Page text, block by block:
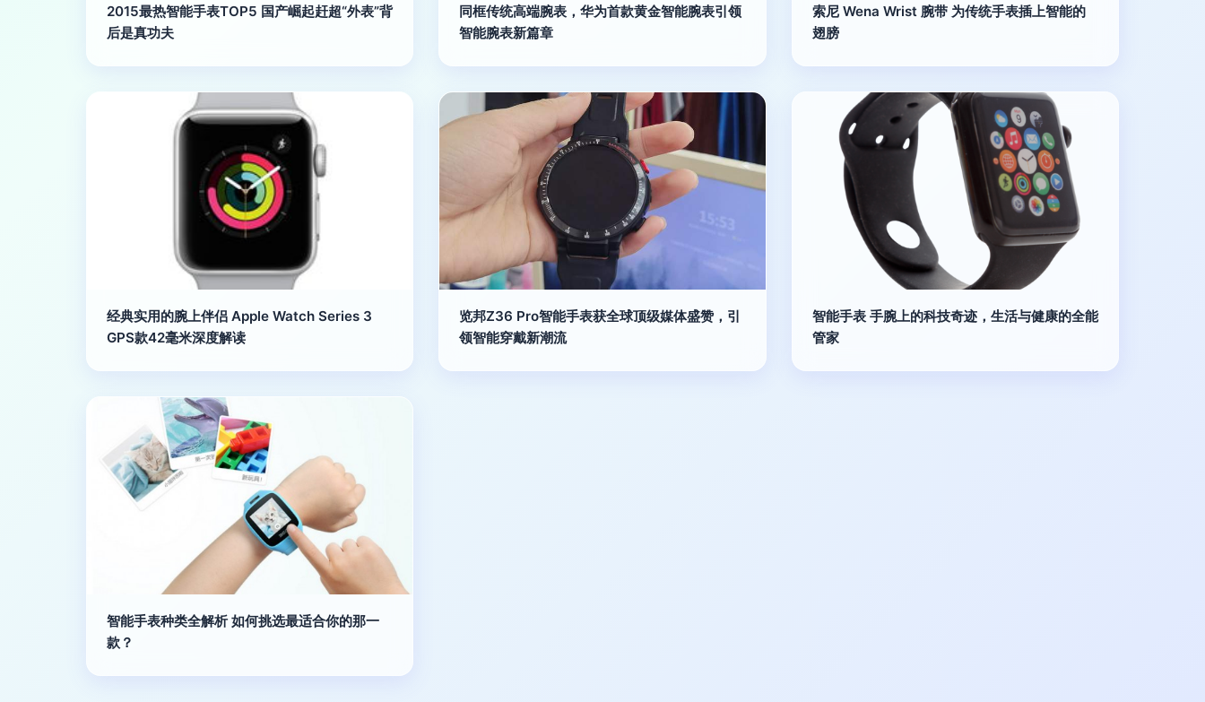
2015最热智能手表TOP5 国产崛起赶超“外表”背
后是真功夫
同框传统高端腕表，华为首款黄金智能腕表引领
智能腕表新篇章
索尼 Wena Wrist 腕带 为传统手表插上智能的
翅膀
经典实用的腕上伴侣 Apple Watch Series 3
GPS款42毫米深度解读
览邦Z36 Pro智能手表获全球顶级媒体盛赞，引
领智能穿戴新潮流
智能手表 手腕上的科技奇迹，生活与健康的全能
管家
智能手表种类全解析 如何挑选最适合你的那一
款？